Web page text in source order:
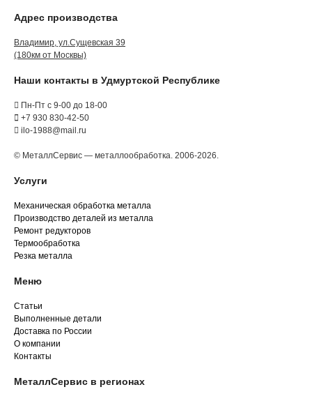
Адрес производства
Владимир, ул.Сущевская 39
(180км от Москвы)
Наши контакты в Удмуртской Республике
Пн-Пт с 9-00 до 18-00
+7 930 830-42-50
ilo-1988@mail.ru
© МеталлСервис — металлообработка. 2006-2026.
Услуги
Механическая обработка металла
Производство деталей из металла
Ремонт редукторов
Термообработка
Резка металла
Меню
Статьи
Выполненные детали
Доставка по России
О компании
Контакты
МеталлСервис в регионах